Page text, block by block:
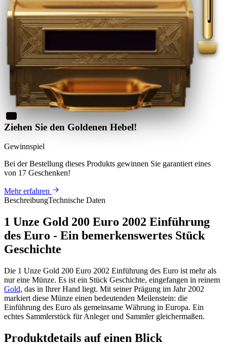
Ziehen Sie den Goldenen Hebel!
Gewinnspiel
Bei der Bestellung dieses Produkts gewinnen Sie garantiert eines
von 17 Geschenken!
Mehr erfahren
BeschreibungTechnische Daten
1 Unze Gold 200 Euro 2002 Einführung
des Euro - Ein bemerkenswertes Stück
Geschichte
Die 1 Unze Gold 200 Euro 2002 Einführung des Euro ist mehr als
nur eine Münze. Es ist ein Stück Geschichte, eingefangen in reinem
Gold, das in Ihrer Hand liegt. Mit seiner Prägung im Jahr 2002
markiert diese Münze einen bedeutenden Meilenstein: die
Einführung des Euro als gemeinsame Währung in Europa. Ein
echtes Sammlerstück für Anleger und Sammler gleichermaßen.
Produktdetails auf einen Blick